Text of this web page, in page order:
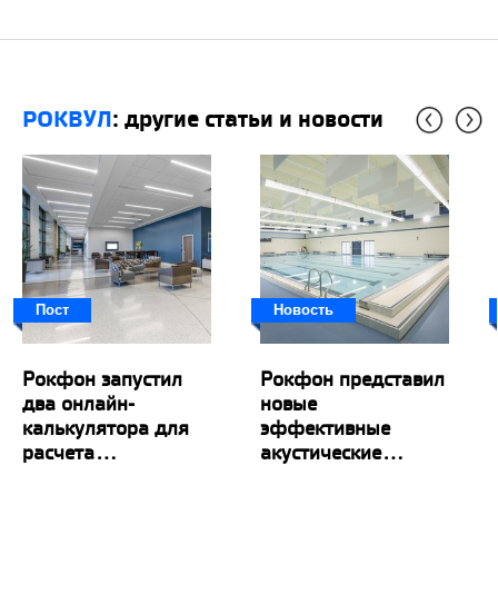
РОКВУЛ: другие статьи и новости
Пост
Рокфон запустил
два онлайн-
калькулятора для
расчета...
Новость
Рокфон представил
новые
эффективные
акустические...